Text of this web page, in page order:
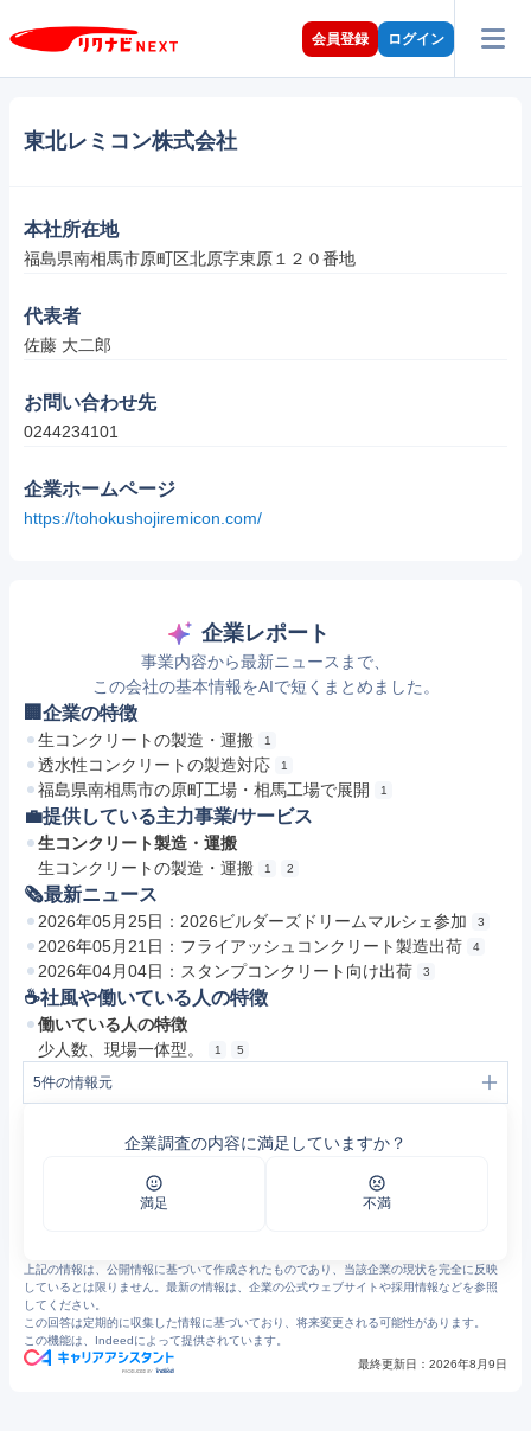
会員登録 ログイン
東北レミコン株式会社
本社所在地
福島県南相馬市原町区北原字東原１２０番地
代表者
佐藤 大二郎
お問い合わせ先
0244234101
企業ホームページ
https://tohokushojiremicon.com/
企業レポート
事業内容から最新ニュースまで、
この会社の基本情報をAIで短くまとめました。
🏢企業の特徴
生コンクリートの製造・運搬 1
透水性コンクリートの製造対応 1
福島県南相馬市の原町工場・相馬工場で展開 1
💼提供している主力事業/サービス
生コンクリート製造・運搬
生コンクリートの製造・運搬
1 2
🗞最新ニュース
2026年05月25日：2026ビルダーズドリームマルシェ参加 3
2026年05月21日：フライアッシュコンクリート製造出荷 4
2026年04月04日：スタンプコンクリート向け出荷 3
☕️社風や働いている人の特徴
働いている人の特徴
少人数、現場一体型。
1 5
5件の情報元
採用情報 | 東北商事株式会社ｘ東北レミコン株式会社
企業調査の内容に満足していますか？
満足 不満
上記の情報は、公開情報に基づいて作成されたものであり、当該企業の現状を完全に反映
しているとは限りません。最新の情報は、企業の公式ウェブサイトや採用情報などを参照
してください。
この回答は定期的に収集した情報に基づいており、将来変更される可能性があります。
この機能は、Indeedによって提供されています。
最終更新日： 2026年8月9日